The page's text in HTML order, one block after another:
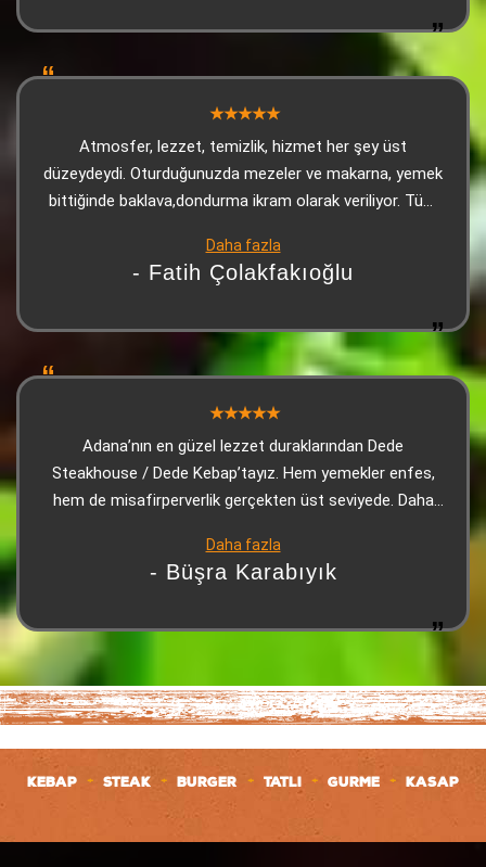
Atmosfer, lezzet, temizlik, hizmet her şey üst
düzeydeydi. Oturduğunuzda mezeler ve makarna, yemek
bittiğinde baklava,dondurma ikram olarak veriliyor. Tüm
Daha fazla
- Fatih Çolakfakıoğlu
Adana’nın en güzel lezzet duraklarından Dede
Steakhouse / Dede Kebap’tayız. Hem yemekler enfes,
hem de misafirperverlik gerçekten üst seviyede. Daha
makarna ikramı geliyor… Kıvamı, tadı, aroması efsane. Bir
de isli mantar var ki… Gerçekten Dede’nin imzası gibi.
bugün bizi öyle güzel ağırlayan biri vardı ki… Garsonumuz
Murat Büklük. Güleryüzü, hızlı servisi, ince düşünülmüş
ilgisi ve profesyonelliğiyle akşamımızı daha keyifli hale
getiren özel biri. Hem işine hâkim, hem misafirini
anlayan, hem de Dede’nin kalitesini hissettiren bir
çalışan. Kısacası; Dede Steakhouse yine muhteşemdi,
Murat Büklük’ün ilgisi ise akşamın en güzel
Daha fazla
- Büşra Karabıyık
KEBAP + STEAK + BURGER + TATLI + GURME + KASAP